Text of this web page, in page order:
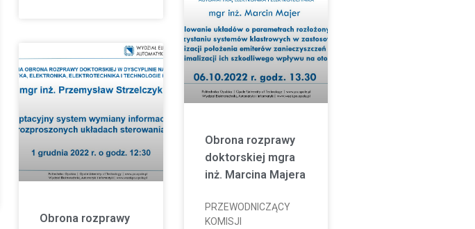
Obrona rozprawy
Obrona rozprawy
doktorskiej mgra
inż. Marcina Majera
PRZEWODNICZĄCY
KOMISJI